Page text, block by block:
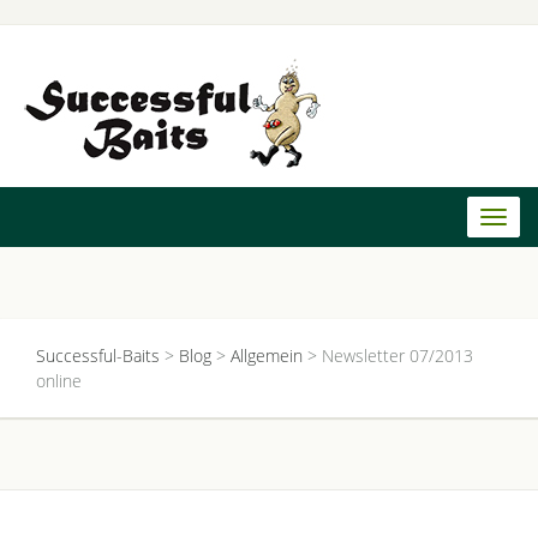
Successful-Baits > Blog > Allgemein > Newsletter 07/2013
online